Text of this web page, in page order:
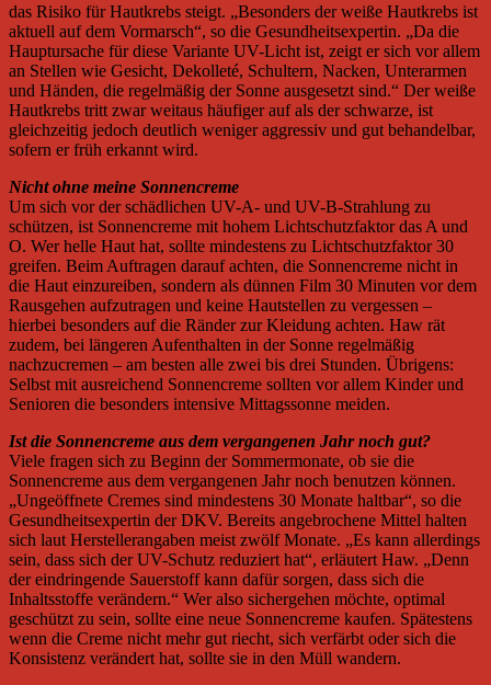
das Risiko für Hautkrebs steigt. „Besonders der weiße Hautkrebs ist
aktuell auf dem Vormarsch“, so die Gesundheitsexpertin. „Da die
Hauptursache für diese Variante UV-Licht ist, zeigt er sich vor allem
an Stellen wie Gesicht, Dekolleté, Schultern, Nacken, Unterarmen
und Händen, die regelmäßig der Sonne ausgesetzt sind.“ Der weiße
Hautkrebs tritt zwar weitaus häufiger auf als der schwarze, ist
gleichzeitig jedoch deutlich weniger aggressiv und gut behandelbar,
sofern er früh erkannt wird.
Nicht ohne meine Sonnencreme
Um sich vor der schädlichen UV-A- und UV-B-Strahlung zu
schützen, ist Sonnencreme mit hohem Lichtschutzfaktor das A und
O. Wer helle Haut hat, sollte mindestens zu Lichtschutzfaktor 30
greifen. Beim Auftragen darauf achten, die Sonnencreme nicht in
die Haut einzureiben, sondern als dünnen Film 30 Minuten vor dem
Rausgehen aufzutragen und keine Hautstellen zu vergessen –
hierbei besonders auf die Ränder zur Kleidung achten. Haw rät
zudem, bei längeren Aufenthalten in der Sonne regelmäßig
nachzucremen – am besten alle zwei bis drei Stunden. Übrigens:
Selbst mit ausreichend Sonnencreme sollten vor allem Kinder und
Senioren die besonders intensive Mittagssonne meiden.
Ist die Sonnencreme aus dem vergangenen Jahr noch gut?
Viele fragen sich zu Beginn der Sommermonate, ob sie die
Sonnencreme aus dem vergangenen Jahr noch benutzen können.
„Ungeöffnete Cremes sind mindestens 30 Monate haltbar“, so die
Gesundheitsexpertin der DKV. Bereits angebrochene Mittel halten
sich laut Herstellerangaben meist zwölf Monate. „Es kann allerdings
sein, dass sich der UV-Schutz reduziert hat“, erläutert Haw. „Denn
der eindringende Sauerstoff kann dafür sorgen, dass sich die
Inhaltsstoffe verändern.“ Wer also sichergehen möchte, optimal
geschützt zu sein, sollte eine neue Sonnencreme kaufen. Spätestens
wenn die Creme nicht mehr gut riecht, sich verfärbt oder sich die
Konsistenz verändert hat, sollte sie in den Müll wandern.